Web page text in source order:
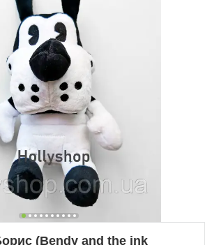
(Bendy and the ink